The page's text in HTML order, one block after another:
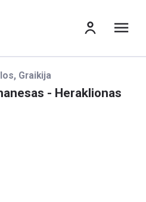
Graikija
- Heraklionas